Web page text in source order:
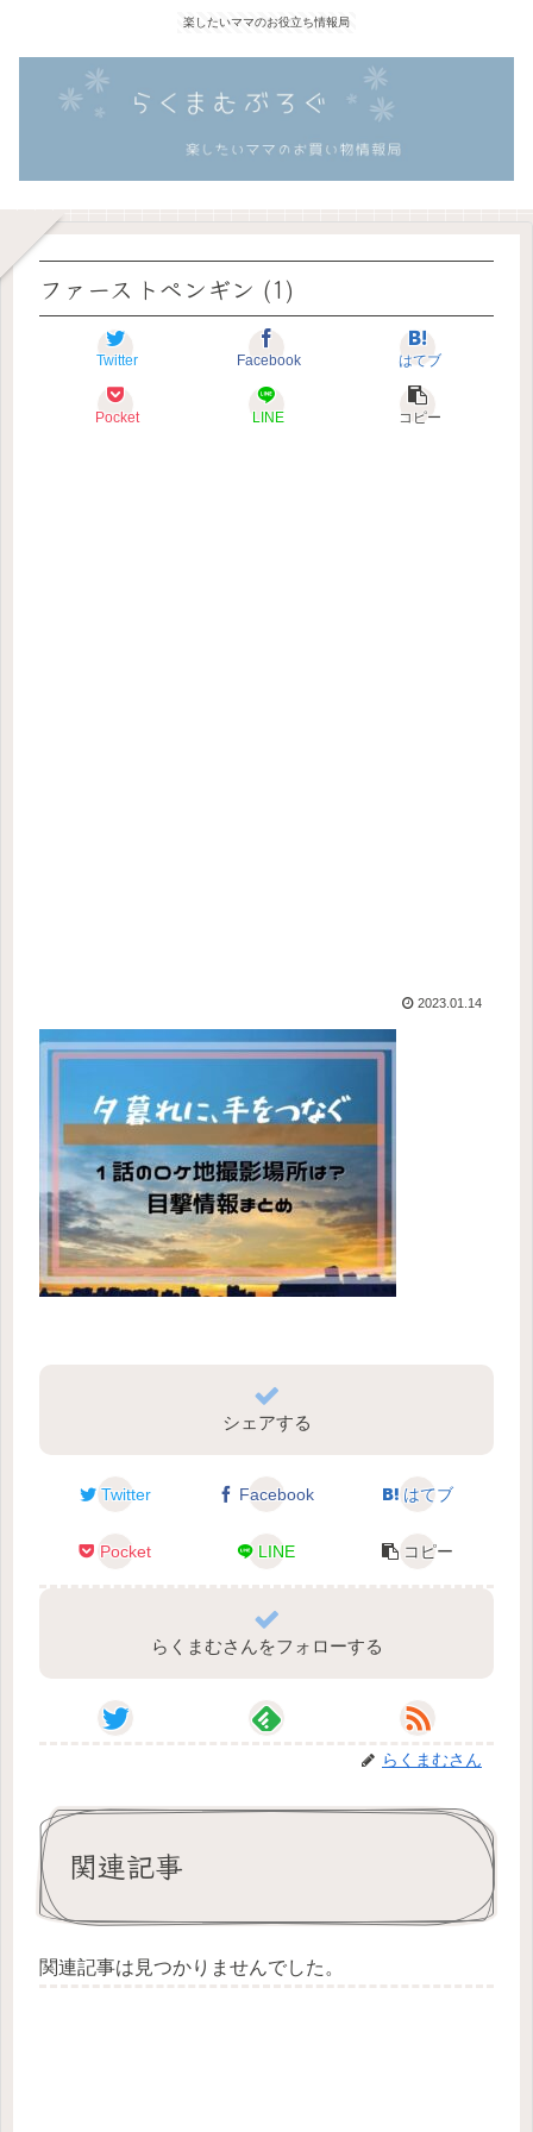
楽したいママのお役立ち情報局
ファーストペンギン (1)
Twitter Facebook はてブ
Pocket LINE コピー
2023.01.14
シェアする
Twitter Facebook はてブ
Pocket LINE コピー
らくまむさんをフォローする
らくまむさん
関連記事
関連記事は見つかりませんでした。